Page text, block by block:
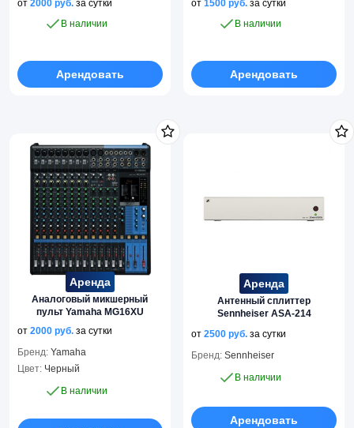
от 2000 руб. за сутки
В наличии
Арендовать
от1500руб. за сутки
В наличии
Арендовать
Аренда
Аналоговый микшерный
пульт Yamaha MG16XU
от 2000 руб. за сутки
Бренд: Yamaha
Цвет: Черный
В наличии
Аренда
Антенный сплиттер
Sennheiser ASA-214
от2500руб. за сутки
Бренд: Sennheiser
В наличии
Арендовать